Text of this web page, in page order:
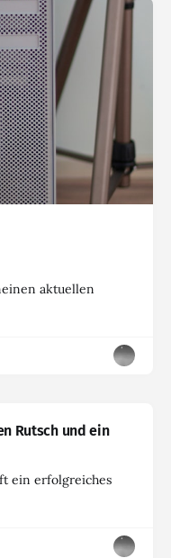
aktuellen
Rutsch und ein
ein erfolgreiches